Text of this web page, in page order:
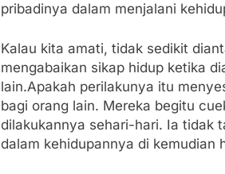
pribadinya dalam menjalani
Kalau kita amati, tidak sedikit
mengabaikan sikap hidup ketika
lain.Apakah perilakunya itu
bagi orang lain. Mereka begitu
dilakukannya sehari-hari. Ia tidak
dalam kehidupannya di kemudian